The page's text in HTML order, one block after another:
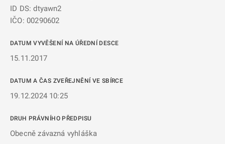
ID DS: dtyawn2
IČO: 00290602
DATUM VYVĚŠENÍ NA ÚŘEDNÍ DESCE
15.11.2017
DATUM A ČAS ZVEŘEJNĚNÍ VE SBÍRCE
19.12.2024 10:25
DRUH PRÁVNÍHO PŘEDPISU
Obecně závazná vyhláška